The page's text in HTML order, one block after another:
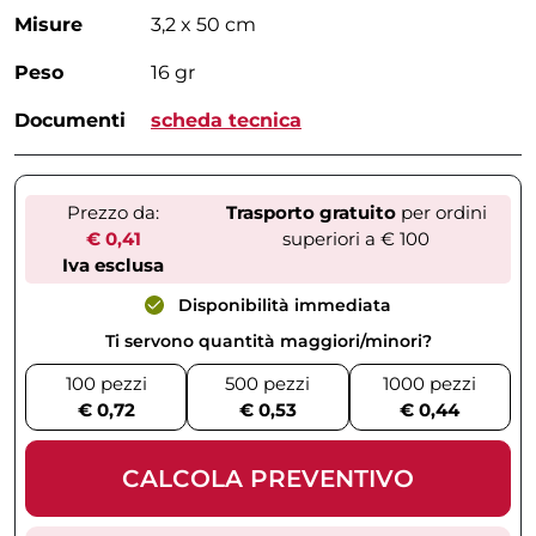
Misure 3,2 x 50 cm
Peso 16 gr
Documenti scheda tecnica
Prezzo da:
€ 0,41
Iva esclusa
Trasporto gratuitoper ordini
superiori a € 100
Disponibilità immediata
Ti servono quantità maggiori/minori?
100 pezzi
€ 0,72
500 pezzi
€ 0,53
1000 pezzi
€ 0,44
CALCOLA PREVENTIVO